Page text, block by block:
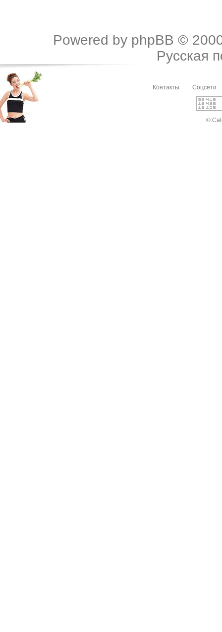
Powered by phpBB ©
Русская
Контакты Соцсети
©